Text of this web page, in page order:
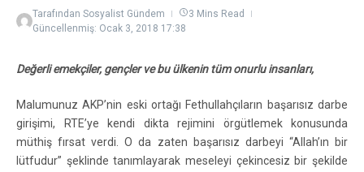
Tarafından Sosyalist Gündem
3 Mins Read
Güncellenmiş: Ocak 3, 2018 17:38
Değerli emekçiler, gençler ve bu ülkenin tüm onurlu insanları,
Malumunuz AKP’nin eski ortağı Fethullahçıların başarısız darbe
girişimi, RTE’ye kendi dikta rejimini örgütlemek konusunda
müthiş fırsat verdi. O da zaten başarısız darbeyi “Allah’ın bir
lütfudur” şeklinde tanımlayarak meseleyi çekincesiz bir şekilde